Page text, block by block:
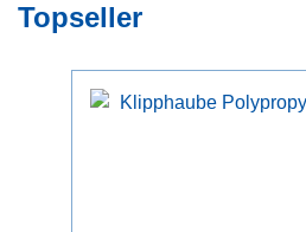
Topseller